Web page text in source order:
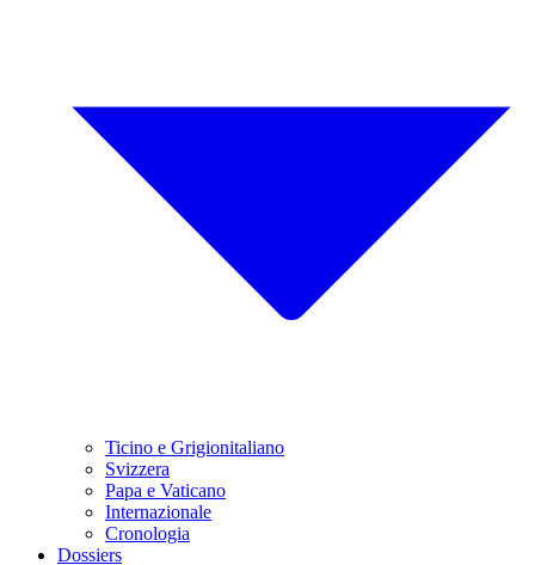
Ticino e Grigionitaliano
Svizzera
Papa e Vaticano
Internazionale
Cronologia
Dossiers